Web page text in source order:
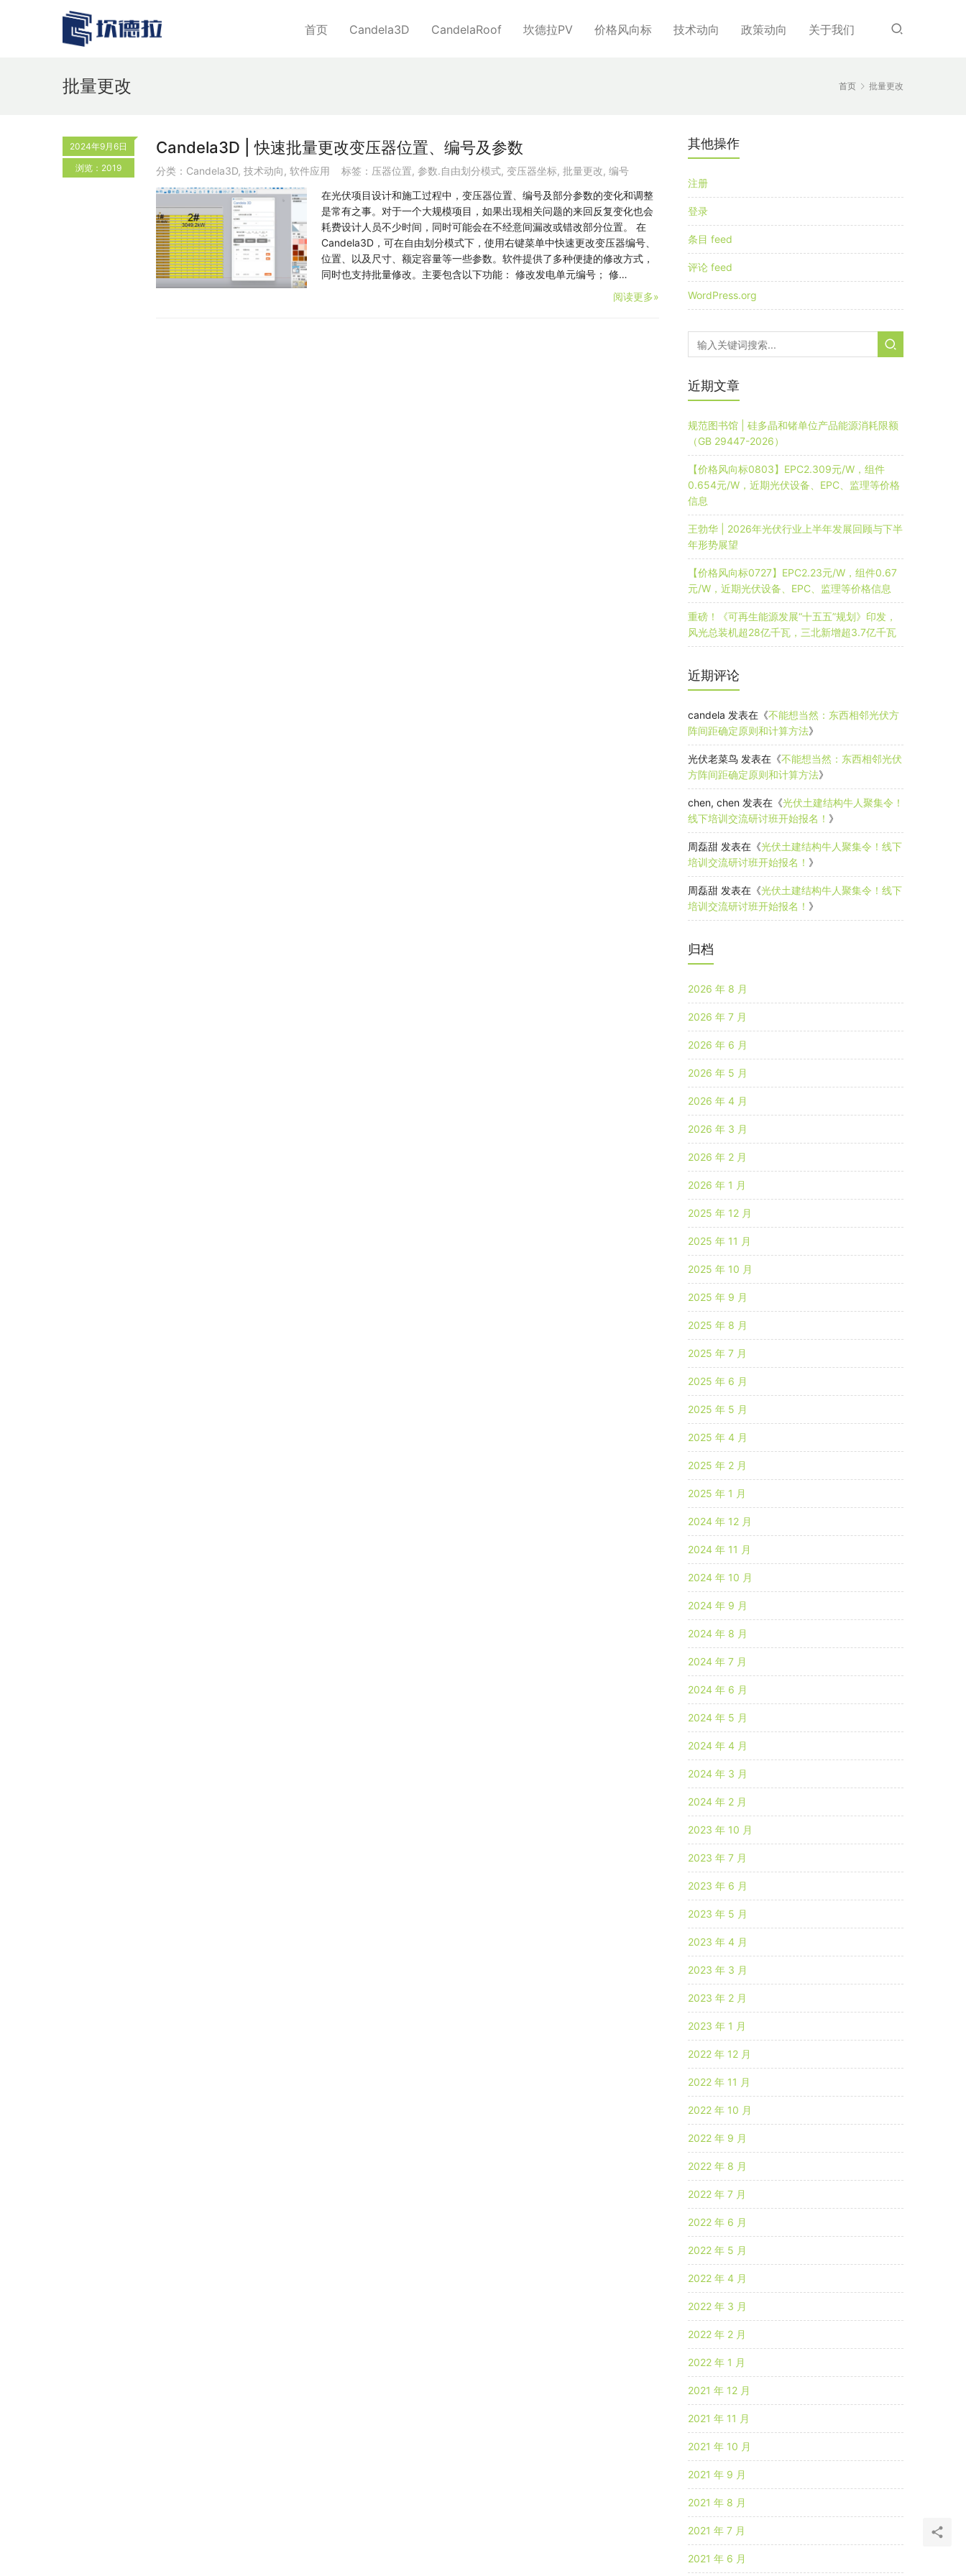
首页 Candela3D CandelaRoof 坎德拉PV 价格风向标 技术动向 政策动向 关于我们
首页 批量更改
批量更改
2024年9月6日
浏览：2019
Candela3D | 快速批量更改变压器位置、编号及参数
分类： Candela3D, 技术动向 , 软件应用 标签： 压器位置, 参数.自由划分模式, 变压器坐标, 批量更改, 编号
在光伏项目设计和施工过程中，变压器位置、编号及部分参数的变化和调整
是常有之事。对于一个大规模项目，如果出现相关问题的来回反复变化也会
耗费设计人员不少时间，同时可能会在不经意间漏改或错改部分位置。 在
Candela3D，可在自由划分模式下，使用右键菜单中快速更改变压器编号、
位置、以及尺寸、额定容量等一些参数。软件提供了多种便捷的修改方式，
同时也支持批量修改。主要包含以下功能： 修改发电单元编号； 修…
阅读更多»
其他操作
注册
登录
条目 feed
评论 feed
WordPress.org
近期文章
规范图书馆 | 硅多晶和锗单位产品能源消耗限额
（GB 29447-2026）
【价格风向标0803】EPC2.309元/W，组件
0.654元/W，近期光伏设备、EPC、监理等价格
信息
王勃华 | 2026年光伏行业上半年发展回顾与下半
年形势展望
【价格风向标0727】EPC2.23元/W，组件0.67
元/W，近期光伏设备、EPC、监理等价格信息
重磅！《可再生能源发展“十五五”规划》印发，
风光总装机超28亿千瓦，三北新增超3.7亿千瓦
近期评论
candela 发表在《不能想当然：东西相邻光伏方
阵间距确定原则和计算方法》
光伏老菜鸟 发表在《不能想当然：东西相邻光伏
方阵间距确定原则和计算方法》
chen, chen 发表在《光伏土建结构牛人聚集令！
线下培训交流研讨班开始报名！ 》
周磊甜 发表在《光伏土建结构牛人聚集令！线下
培训交流研讨班开始报名！ 》
周磊甜 发表在《光伏土建结构牛人聚集令！线下
培训交流研讨班开始报名！ 》
归档
2026 年 8 月
2026 年 7 月
2026 年 6 月
2026 年 5 月
2026 年 4 月
2026 年 3 月
2026 年 2 月
2026 年 1 月
2025 年 12 月
2025 年 11 月
2025 年 10 月
2025 年 9 月
2025 年 8 月
2025 年 7 月
2025 年 6 月
2025 年 5 月
2025 年 4 月
2025 年 2 月
2025 年 1 月
2024 年 12 月
2024 年 11 月
2024 年 10 月
2024 年 9 月
2024 年 8 月
2024 年 7 月
2024 年 6 月
2024 年 5 月
2024 年 4 月
2024 年 3 月
2024 年 2 月
2023 年 10 月
2023 年 7 月
2023 年 6 月
2023 年 5 月
2023 年 4 月
2023 年 3 月
2023 年 2 月
2023 年 1 月
2022 年 12 月
2022 年 11 月
2022 年 10 月
2022 年 9 月
2022 年 8 月
2022 年 7 月
2022 年 6 月
2022 年 5 月
2022 年 4 月
2022 年 3 月
2022 年 2 月
2022 年 1 月
2021 年 12 月
2021 年 11 月
2021 年 10 月
2021 年 9 月
2021 年 8 月
2021 年 7 月
2021 年 6 月